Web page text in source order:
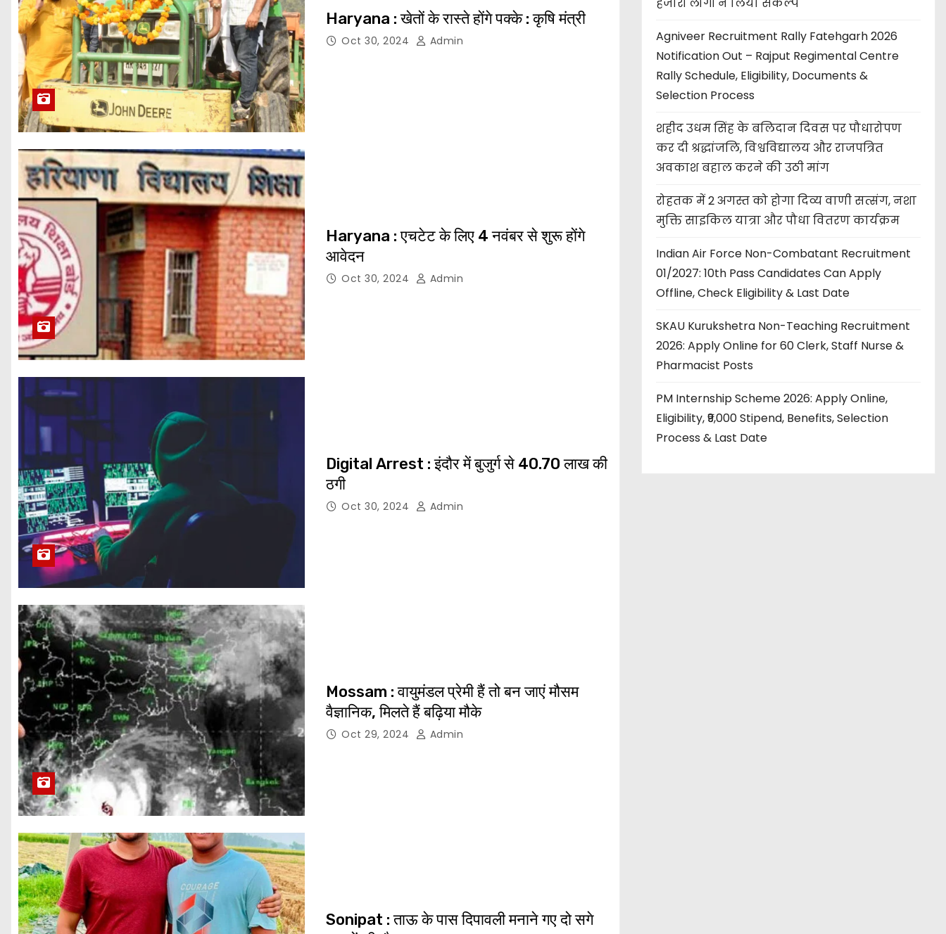
Haryana : खेतों के रास्ते होंगे पक्के : कृषि मंत्री
Oct 30, 2024 Admin
Haryana : एचटेट के लिए 4 नवंबर से शुरू होंगे
आवेदन
Oct 30, 2024 Admin
Digital Arrest : इंदौर में बुजुर्ग से 40.70 लाख की
ठगी
Oct 30, 2024 Admin
Mossam : वायुमंडल प्रेमी हैं तो बन जाएं मौसम
वैज्ञानिक, मिलते हैं बढ़िया मौके
Oct 29, 2024 Admin
Sonipat : ताऊ के पास दिपावली मनाने गए दो सगे
हजारों लोगों ने लिया संकल्प
Agniveer Recruitment Rally Fatehgarh 2026
Notification Out – Rajput Regimental Centre
Rally Schedule, Eligibility, Documents &
Selection Process
शहीद उधम सिंह के बलिदान दिवस पर पौधारोपण
कर दी श्रद्धांजलि, विश्वविद्यालय और राजपत्रित
अवकाश बहाल करने की उठी मांग
रोहतक में 2 अगस्त को होगा दिव्य वाणी सत्संग, नशा
मुक्ति साइकिल यात्रा और पौधा वितरण कार्यक्रम
Indian Air Force Non-Combatant Recruitment
01/2027: 10th Pass Candidates Can Apply
Offline, Check Eligibility & Last Date
SKAU Kurukshetra Non-Teaching Recruitment
2026: Apply Online for 60 Clerk, Staff Nurse &
Pharmacist Posts
PM Internship Scheme 2026: Apply Online,
Eligibility, ₹9,000 Stipend, Benefits, Selection
Process & Last Date